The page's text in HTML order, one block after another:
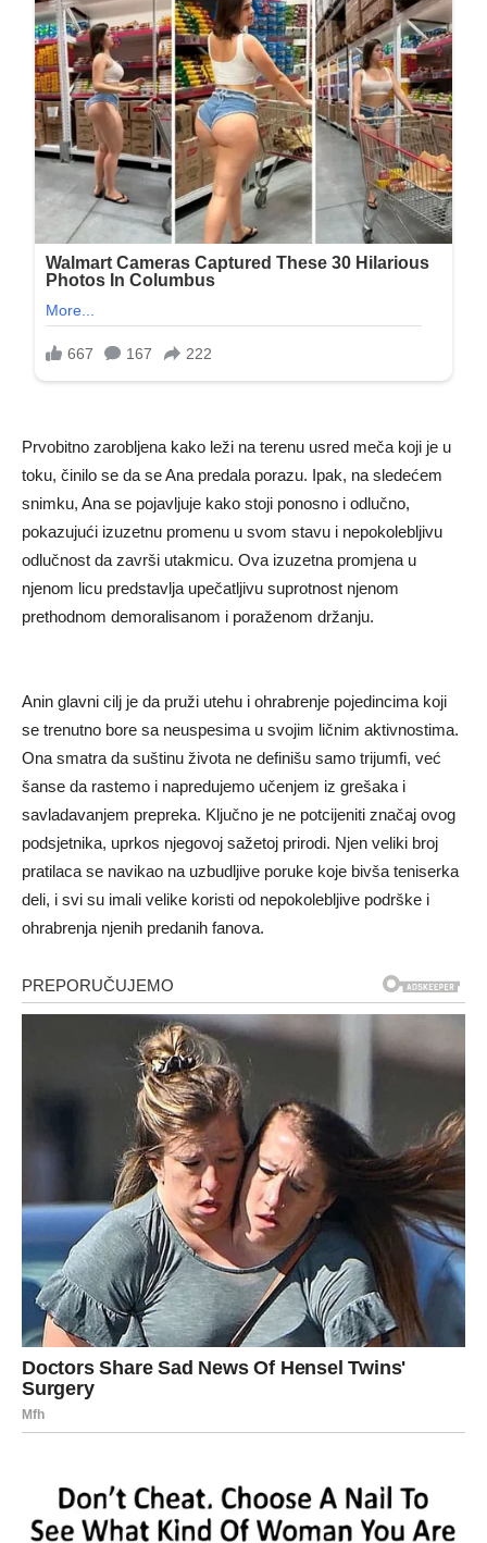
Prvobitno zarobljena kako leži na terenu usred meča koji je u
toku, činilo se da se Ana predala porazu. Ipak, na sledećem
snimku, Ana se pojavljuje kako stoji ponosno i odlučno,
pokazujući izuzetnu promenu u svom stavu i nepokolebljivu
odlučnost da završi utakmicu. Ova izuzetna promjena u
njenom licu predstavlja upečatljivu suprotnost njenom
prethodnom demoralisanom i poraženom držanju.
Anin glavni cilj je da pruži utehu i ohrabrenje pojedincima koji
se trenutno bore sa neuspesima u svojim ličnim aktivnostima.
Ona smatra da suštinu života ne definišu samo trijumfi, već
šanse da rastemo i napredujemo učenjem iz grešaka i
savladavanjem prepreka. Ključno je ne potcijeniti značaj ovog
podsjetnika, uprkos njegovoj sažetoj prirodi. Njen veliki broj
pratilaca se navikao na uzbudljive poruke koje bivša teniserka
deli, i svi su imali velike koristi od nepokolebljive podrške i
ohrabrenja njenih predanih fanova.